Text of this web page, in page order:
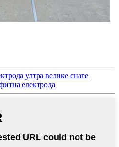
ултра велике снаге
електрода